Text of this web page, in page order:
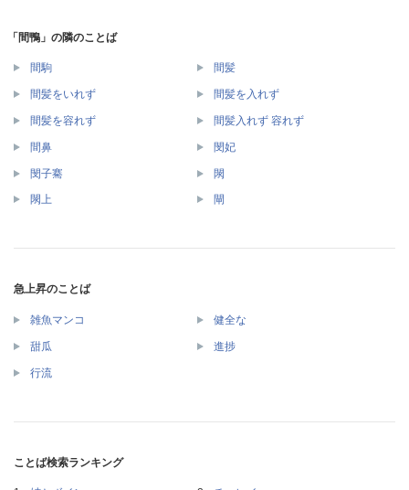
「間鴨」の隣のことば
間駒 間髪
間髪をいれず 間髪を入れず
間髪を容れず 間髪入れず 容れず
間鼻 閔妃
閔子騫 閖
閖上 閘
急上昇のことば
雑魚マンコ 健全な
甜瓜 進捗
行流
ことば検索ランキング